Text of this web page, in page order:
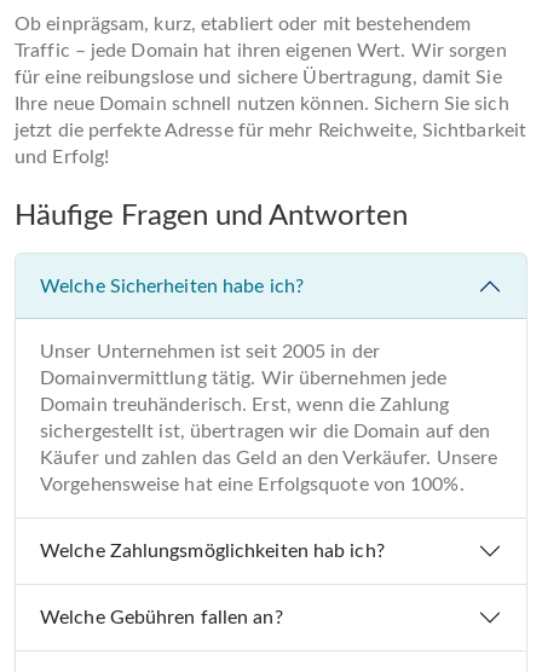
Ob einprägsam, kurz, etabliert oder mit bestehendem
Traffic – jede Domain hat ihren eigenen Wert. Wir sorgen
für eine reibungslose und sichere Übertragung, damit Sie
Ihre neue Domain schnell nutzen können. Sichern Sie sich
jetzt die perfekte Adresse für mehr Reichweite, Sichtbarkeit
und Erfolg!
Häufige Fragen und Antworten
Welche Sicherheiten habe ich?
Unser Unternehmen ist seit 2005 in der
Domainvermittlung tätig. Wir übernehmen jede
Domain treuhänderisch. Erst, wenn die Zahlung
sichergestellt ist, übertragen wir die Domain auf den
Käufer und zahlen das Geld an den Verkäufer. Unsere
Vorgehensweise hat eine Erfolgsquote von 100%.
Welche Zahlungsmöglichkeiten hab ich?
Welche Gebühren fallen an?